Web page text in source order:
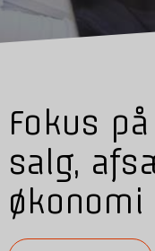
Fokus
salg,
økonomi